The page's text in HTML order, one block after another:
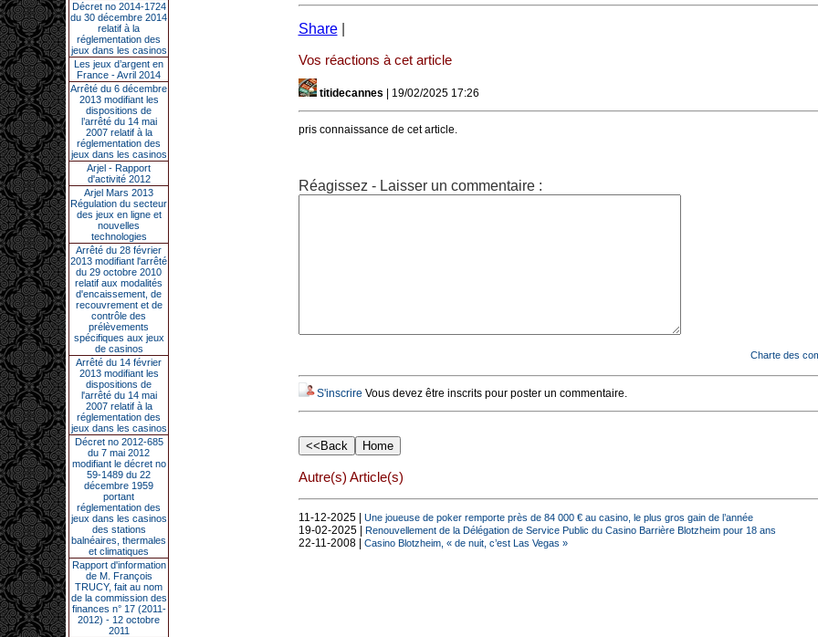
Décret no 2014-1724
du 30 décembre 2014
relatif à la
réglementation des
jeux dans les casinos
Les jeux d’argent en
France - Avril 2014
Arrêté du 6 décembre
2013 modifiant les
dispositions de
l’arrêté du 14 mai
2007 relatif à la
réglementation des
jeux dans les casinos
Arjel - Rapport
d'activité 2012
Arjel Mars 2013
Régulation du secteur
des jeux en ligne et
nouvelles
technologies
Arrêté du 28 février
2013 modifiant l'arrêté
du 29 octobre 2010
relatif aux modalités
d'encaissement, de
recouvrement et de
contrôle des
prélèvements
spécifiques aux jeux
de casinos
Arrêté du 14 février
2013 modifiant les
dispositions de
l'arrêté du 14 mai
2007 relatif à la
réglementation des
jeux dans les casinos
Décret no 2012-685
du 7 mai 2012
modifiant le décret no
59-1489 du 22
décembre 1959
portant
réglementation des
jeux dans les casinos
des stations
balnéaires, thermales
et climatiques
Rapport d'information
de M. François
TRUCY, fait au nom
de la commission des
finances n° 17 (2011-
2012) - 12 octobre
2011
Share
Vos réactions à cet article
titidecannes | 19/02/2025 17:26
pris connaissance de cet article.
Réagissez - Laisser un commentaire :
Charte des
S'inscrire Vous devez être inscrits pour poster un commentaire.
Autre(s) Article(s)
11-12-2025 | Une joueuse de poker remporte près de 84 000 € au casino, le plus gros gain de l’année
19-02-2025 | Renouvellement de la Délégation de Service Public du Casino Barrière Blotzheim pour 18 ans
22-11-2008 | Casino Blotzheim, « de nuit, c’est Las Vegas »